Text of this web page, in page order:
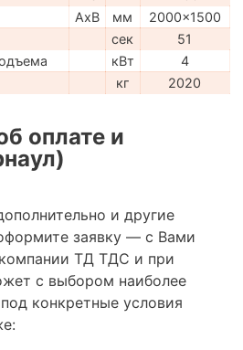
AxB мм
2000x1500
сек
51
кВт
4
кг 2020
оплате и
и другие
заявку — с Вами
ТД ТДС и при
с выбором наиболее
конкретные условия